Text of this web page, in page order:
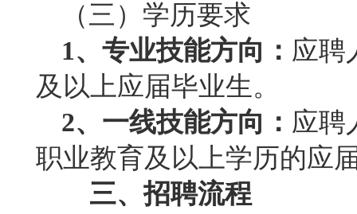
（三）学历要求
1、专业技能方向： 应聘
及以上应届毕业生。
2、一线技能方向： 应聘
职业教育及以上学历的应
三、招聘流程